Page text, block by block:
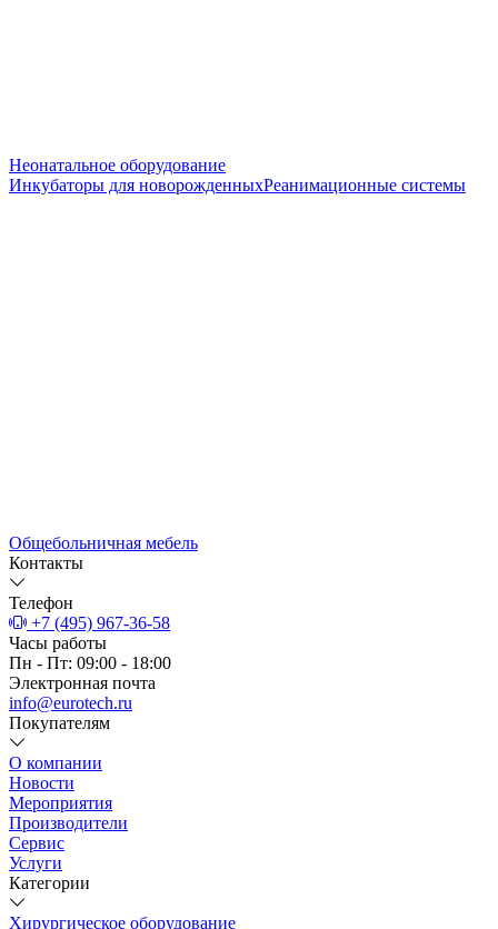
Неонатальное оборудование
Инкубаторы для новорожденныхРеанимационные системы
Общебольничная мебель
Контакты
Телефон
+7 (495) 967-36-58
Часы работы
Пн - Пт: 09:00 - 18:00
Электронная почта
info@eurotech.ru
Покупателям
О компании
Новости
Мероприятия
Производители
Сервис
Услуги
Категории
Хирургическое оборудование